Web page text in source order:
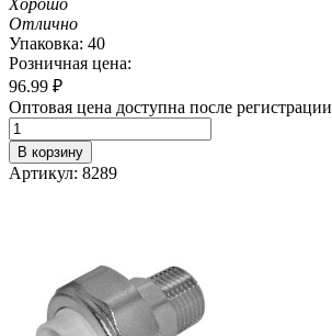
Отлично
Упаковка: 40
Розничная цена:
96.99 ₽
Оптовая цена доступна после регистрации
В корзину
Артикул: 8289